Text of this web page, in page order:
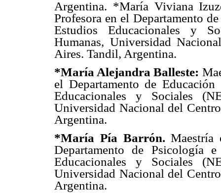
Argentina. *María Viviana
Profesora en el Departamento
Estudios Educacionales y
Humanas, Universidad
Aires. Tandil, Argentina.
*María Alejandra Balleste:
el Departamento de
Educacionales y Sociales
Universidad Nacional del
Argentina.
*María Pía Barrón. Maestría
Departamento de Psicología
Educacionales y Sociales
Universidad Nacional del
Argentina.